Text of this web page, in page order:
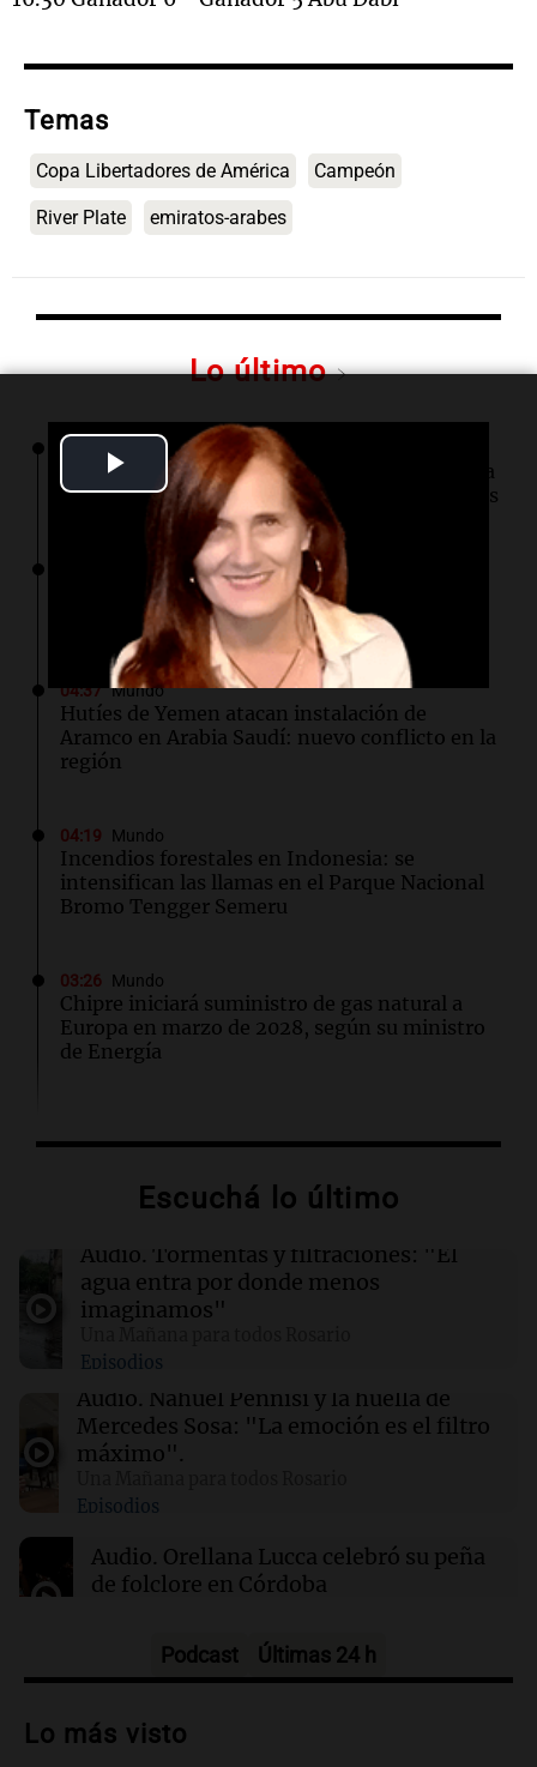
Play
Video
Temas
Copa Libertadores de América Campeón
River Plate emiratos-arabes
Lo último
06:03 Tecnología
SpaceX optará por plantas de gas natural para
su nueva fábrica de semiconductores en Texas
Mundo
Nagasaki recuerda los horrores de la bomba
atómica en su 81 aniversario
04:37 Mundo
Hutíes de Yemen atacan instalación de
Aramco en Arabia Saudí: nuevo conflicto en la
región
04:19 Mundo
Incendios forestales en Indonesia: se
intensifican las llamas en el Parque Nacional
Bromo Tengger Semeru
03:26 Mundo
Chipre iniciará suministro de gas natural a
Europa en marzo de 2028, según su ministro
de Energía
Más de 1.300 vuelos cancelados en Shanghái
02:03 Tecnología
Airbnb acelera el lanzamiento de funciones
gracias a la inteligencia artificial en su
búsqueda
01:49 Mundo
El Pentágono solicita a la industria de defensa
un aumento en la producción de armas
01:31 Ciencia
Reducir alimentos dulces no disminuye
antojos ni mejora la salud, según estudio
Escuchá lo último
Audio. Tormentas y filtraciones: "El
agua entra por donde menos
imaginamos"
Episodios
Audio. Nahuel Pennisi y la huella de
Mercedes Sosa: "La emoción es el filtro
máximo".
Episodios
Audio. Orellana Lucca celebró su peña
de folclore en Córdoba
Audio.Trágico accidente en Mendoza:
vehículos desde un puente
Podcast Últimas 24 h
Lo más visto